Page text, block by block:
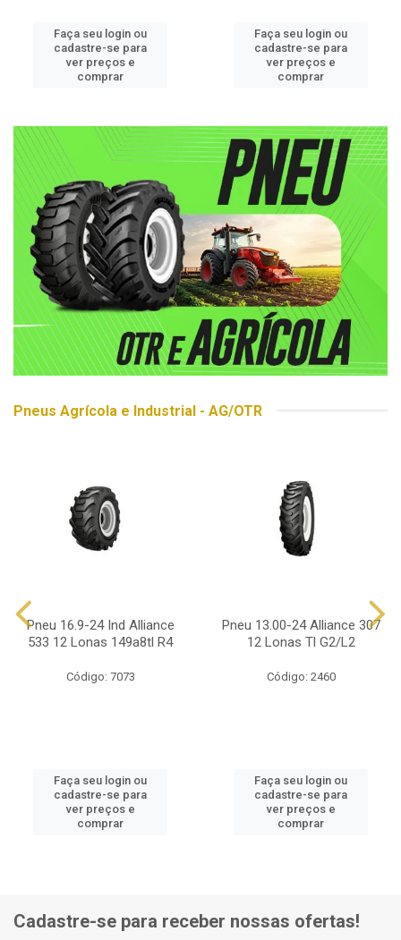
Faça seu login ou
cadastre-se para
ver preços e
comprar
Faça seu login ou
cadastre-se para
ver preços e
comprar
Pneus Agrícola e Industrial - AG/OTR
Pneu 16.9-24 Ind Alliance
533 12 Lonas 149a8tl R4
Código: 7073
Faça seu login ou
cadastre-se para
ver preços e
comprar
Pneu 13.00-24 Alliance 307
12 Lonas Tl G2/L2
Código: 2460
Faça seu login ou
cadastre-se para
ver preços e
comprar
Cadastre-se para receber nossas ofertas!